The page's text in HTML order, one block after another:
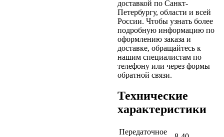
доставкой по Санкт-
Петербургу, области и всей
России. Чтобы узнать более
подробную информацию по
оформлению заказа и
доставке, обращайтесь к
нашим специалистам по
телефону или через формы
обратной связи.
Технические
характеристики
Передаточное